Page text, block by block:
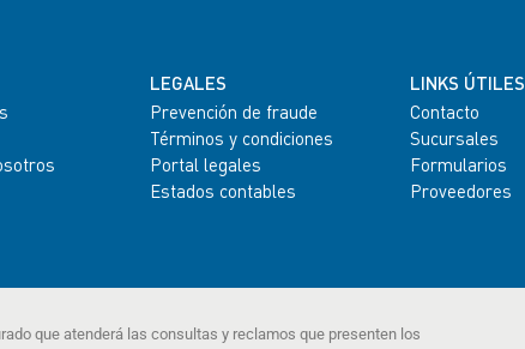
LEGALES
Prevención de fraude
Términos y condiciones
Portal legales
Estados contables
LINKS ÚTILES
Contacto
Sucursales
Formularios
Proveedores
que atenderá las consultas y reclamos que presenten los